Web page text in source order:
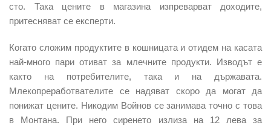
сто. Така цените в магазина изпреварват доходите,
притесняват се експерти.
Когато сложим продуктите в кошницата и отидем на касата
най-много пари отиват за млечните продукти. Изводът е
както на потребителите, така и на държавата.
Млекопреработвателите се надяват скоро да могат да
понижат цените. Никодим Войнов се занимава точно с това
в Монтана. При него сиренето излиза на 12 лева за